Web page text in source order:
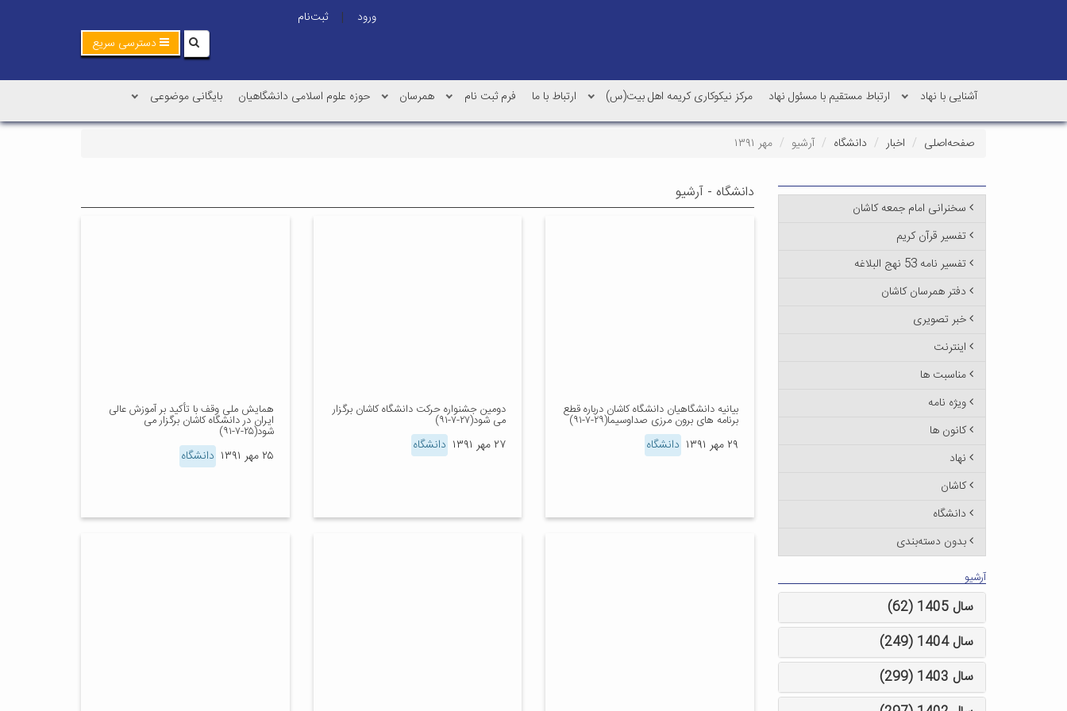
ورود |
ثبت‌نام
دسترسی سریع
آشنایی با نهاد ارتباط مستقیم با مسئول نهاد مرکز نیکوکاری کریمه اهل بیت(س) ارتباط با ما فرم ثبت نام همرسان حوزه علوم اسلامی دانشگاهیان بایگانی موضوعی
صفحه‌اصلی اخبار دانشگاه آرشیو مهر ۱۳۹۱
دانشگاه - آرشیو
بیانیه دانشگاهیان دانشگاه کاشان درباره قطع
برنامه های برون مرزی صداوسیما(۲۹-۷-۹۱)
۲۹ مهر ۱۳۹۱ دانشگاه
دومین جشنواره حرکت دانشگاه کاشان برگزار
می شود(۲۷-۷-۹۱)
۲۷ مهر ۱۳۹۱ دانشگاه
همایش ملی وقف با تأکید بر آموزش عالی
ایران در دانشگاه کاشان برگزار می
شود(۲۵-۷-۹۱)
۲۵ مهر ۱۳۹۱ دانشگاه
سخنرانی امام جمعه کاشان
تفسیر قرآن کریم
تفسیر نامه 53 نهج البلاغه
دفتر همرسان کاشان
خبر تصویری
اینترنت
مناسبت ها
ویژه نامه
کانون ها
نهاد
کاشان
دانشگاه
بدون دسته‌بندی
آرشیو
سال 1405 (62)
سال 1404 (249)
سال 1403 (299)